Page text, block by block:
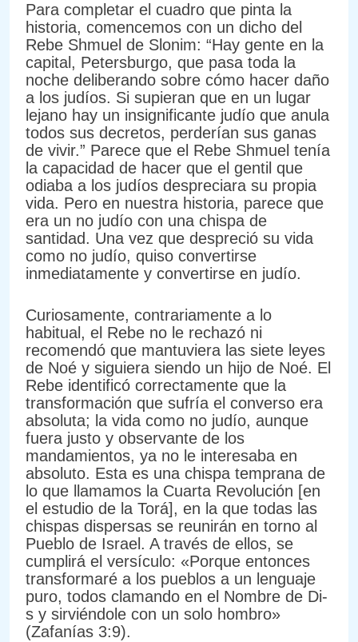
Para completar el cuadro que pinta la
historia, comencemos con un dicho del
Rebe Shmuel de Slonim: “Hay gente en la
capital, Petersburgo, que pasa toda la
noche deliberando sobre cómo hacer daño
a los judíos. Si supieran que en un lugar
lejano hay un insignificante judío que anula
todos sus decretos, perderían sus ganas
de vivir.” Parece que el Rebe Shmuel tenía
la capacidad de hacer que el gentil que
odiaba a los judíos despreciara su propia
vida. Pero en nuestra historia, parece que
era un no judío con una chispa de
santidad. Una vez que despreció su vida
como no judío, quiso convertirse
inmediatamente y convertirse en judío.
Curiosamente, contrariamente a lo
habitual, el Rebe no le rechazó ni
recomendó que mantuviera las siete leyes
de Noé y siguiera siendo un hijo de Noé. El
Rebe identificó correctamente que la
transformación que sufría el converso era
absoluta; la vida como no judío, aunque
fuera justo y observante de los
mandamientos, ya no le interesaba en
absoluto. Esta es una chispa temprana de
lo que llamamos la Cuarta Revolución [en
el estudio de la Torá], en la que todas las
chispas dispersas se reunirán en torno al
Pueblo de Israel. A través de ellos, se
cumplirá el versículo: «Porque entonces
transformaré a los pueblos a un lenguaje
puro, todos clamando en el Nombre de Di-
s y sirviéndole con un solo hombro»
(Zafanías 3:9).